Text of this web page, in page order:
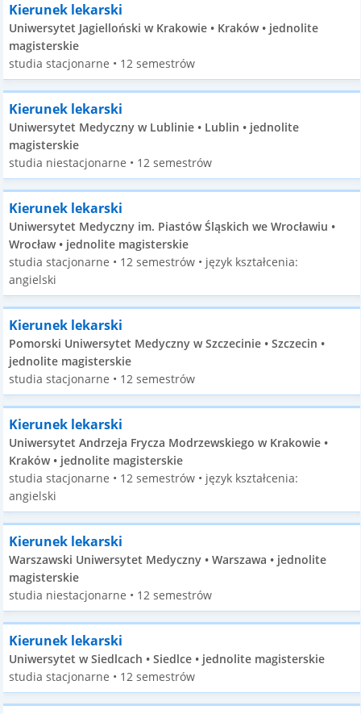
Kierunek lekarski
Uniwersytet Jagielloński w Krakowie • Kraków • jednolite
magisterskie
studia stacjonarne • 12 semestrów
Kierunek lekarski
Uniwersytet Medyczny w Lublinie • Lublin • jednolite
magisterskie
studia niestacjonarne • 12 semestrów
Kierunek lekarski
Uniwersytet Medyczny im. Piastów Śląskich we Wrocławiu •
Wrocław • jednolite magisterskie
studia stacjonarne • 12 semestrów • język kształcenia:
angielski
Kierunek lekarski
Pomorski Uniwersytet Medyczny w Szczecinie • Szczecin •
jednolite magisterskie
studia stacjonarne • 12 semestrów
Kierunek lekarski
Uniwersytet Andrzeja Frycza Modrzewskiego w Krakowie •
Kraków • jednolite magisterskie
studia stacjonarne • 12 semestrów • język kształcenia:
angielski
Kierunek lekarski
Warszawski Uniwersytet Medyczny • Warszawa • jednolite
magisterskie
studia niestacjonarne • 12 semestrów
Kierunek lekarski
Uniwersytet w Siedlcach • Siedlce • jednolite magisterskie
studia stacjonarne • 12 semestrów